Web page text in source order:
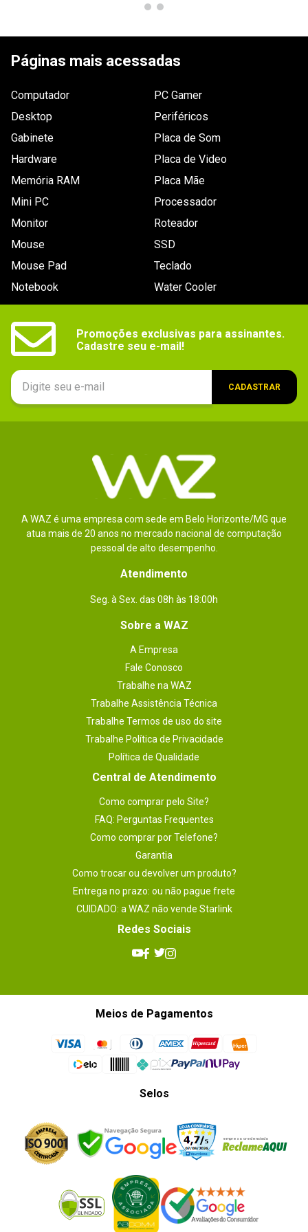
Dimensões 365 x 188 x 379mm
Páginas mais acessadas
Computador
Desktop
Gabinete
Hardware
Memória RAM
Mini PC
Monitor
Mouse
Mouse Pad
Notebook
PC Gamer
Periféricos
Placa de Som
Placa de Video
Placa Mãe
Processador
Roteador
SSD
Teclado
Water Cooler
Promoções exclusivas para assinantes.
Cadastre seu e-mail!
CADASTRAR
A WAZ é uma empresa com sede em Belo Horizonte/MG que
atua mais de 20 anos no mercado nacional de computação
pessoal de alto desempenho.
Atendimento
Seg. à Sex. das 08h às 18:00h
Sobre a WAZ
A Empresa
Fale Conosco
Trabalhe na WAZ
Trabalhe Assistência Técnica
Trabalhe Termos de uso do site
Trabalhe Política de Privacidade
Política de Qualidade
Central de Atendimento
Como comprar pelo Site?
FAQ: Perguntas Frequentes
Como comprar por Telefone?
Garantia
Como trocar ou devolver um produto?
Entrega no prazo: ou não pague frete
CUIDADO: a WAZ não vende Starlink
Redes Sociais
Meios de Pagamentos
Selos